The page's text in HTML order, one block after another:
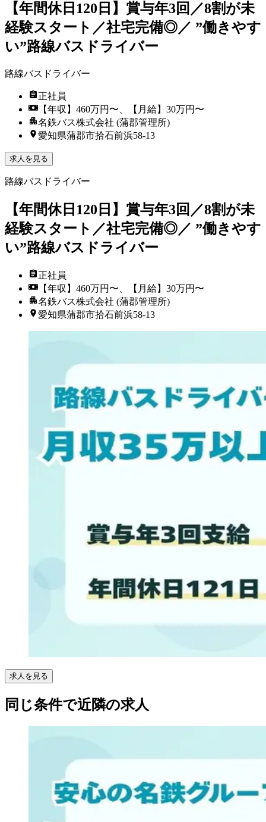
【年間休日120日】賞与年3回／8割が未
経験スタート／社宅完備◎／ ”働きやす
い”路線バスドライバー
路線バスドライバー
正社員
【年収】460万円〜、【月給】30万円〜
名鉄バス株式会社 (蒲郡管理所)
愛知県蒲郡市拾石前浜58-13
求人を見る
路線バスドライバー
【年間休日120日】賞与年3回／8割が未
経験スタート／社宅完備◎／ ”働きやす
い”路線バスドライバー
正社員
【年収】460万円〜、【月給】30万円〜
名鉄バス株式会社 (蒲郡管理所)
愛知県蒲郡市拾石前浜58-13
求人を見る
同じ条件で近隣の求人